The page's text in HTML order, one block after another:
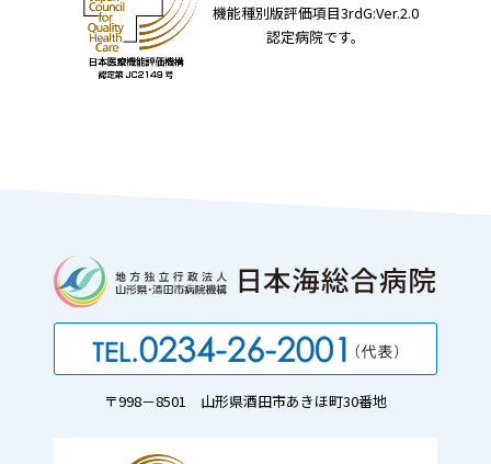
機能種別版評価項目3rdG:Ver.2.0
認定病院です。
〒998－8501 山形県酒田市あきほ町30番地